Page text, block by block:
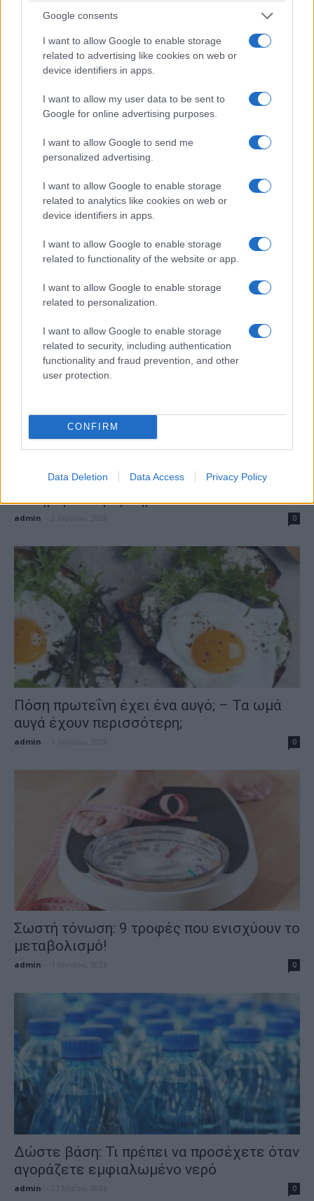
Google consents
I want to allow Google to enable storage
related to advertising like cookies on web or
device identifiers in apps.
I want to allow my user data to be sent to
Google for online advertising purposes.
I want to allow Google to send me
personalized advertising.
I want to allow Google to enable storage
related to analytics like cookies on web or
device identifiers in apps.
I want to allow Google to enable storage
related to functionality of the website or app.
I want to allow Google to enable storage
related to personalization.
I want to allow Google to enable storage
related to security, including authentication
functionality and fraud prevention, and other
user protection.
CONFIRM
Data Deletion Data Access Privacy Policy
Γλιστρίδα: Ένα θεραπευτικό φυτό με
ιστορία πάνω από 2.000 χρόνια
- 3 Ιουνίου, 2026
Κόψτε τα αμέσως: Αυτά είναι τα τρόφιμα
που προκαλούν ακμή!
χρησιμοποιήσετε για να λύσετε
καθημερινά προβλήματα...
admin 0
Πόση πρωτεΐνη έχει ένα αυγό; – Τα ωμά
αυγά έχουν περισσότερη;
admin 0
Σωστή τόνωση: 9 τροφές που ενισχύουν το
μεταβολισμό!
admin 0
Δώστε βάση: Τι πρέπει να προσέχετε όταν
αγοράζετε εμφιαλωμένο νερό
admin 0